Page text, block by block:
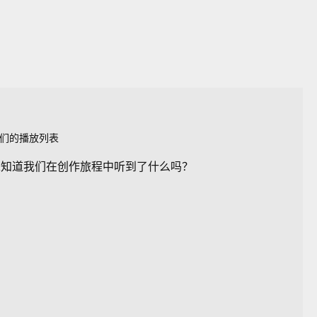
的播放列表
道我们在创作旅程中听到了什么吗？